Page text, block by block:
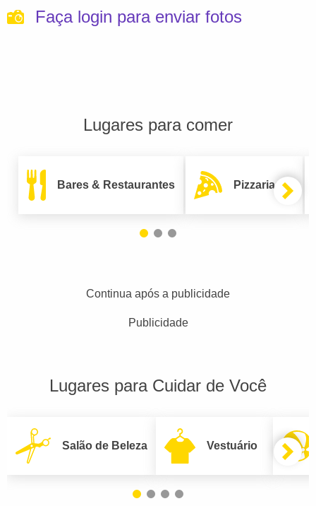
Faça login para enviar fotos
Lugares para comer
Bares & Restaurantes Pizzarias
Continua após a publicidade
Publicidade
Lugares para Cuidar de Você
Salão de Beleza Vestuário